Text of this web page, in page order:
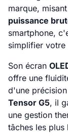
marque,
puissance
smartphone,
simplifier votre
Son écran
offre une
d'une
Tensor G5, il
une gestion
tâches les plus